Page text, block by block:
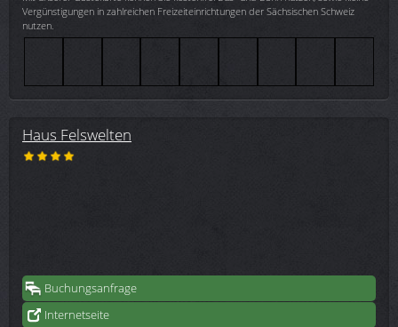
Vergünstigungen in zahlreichen Freizeiteinrichtungen der Sächsischen Schweiz
nutzen.
Haus Felswelten
Buchungsanfrage
Internetseite